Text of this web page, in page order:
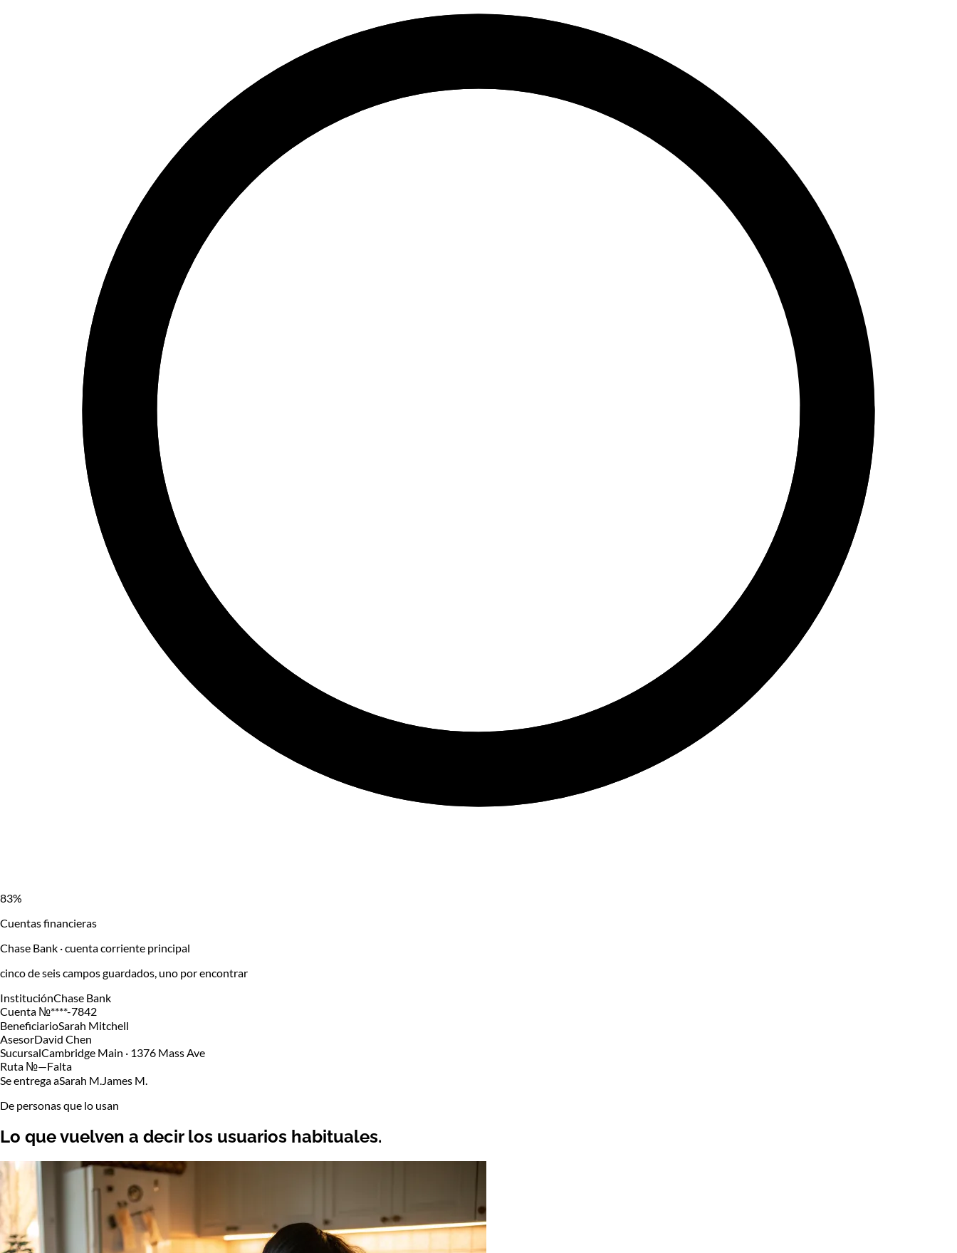
83%
Cuentas financieras
Chase Bank · cuenta corriente principal
cinco de seis campos guardados, uno por encontrar
InstituciónChase Bank
Cuenta №****-7842
BeneficiarioSarah Mitchell
AsesorDavid Chen
SucursalCambridge Main · 1376 Mass Ave
Ruta №—Falta
Se entrega aSarah M.James M.
De personas que lo usan
Lo que vuelven a decir los usuarios habituales.